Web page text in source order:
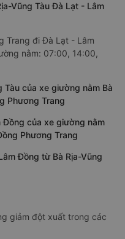
Vũng Tàu Đà Lạt - Lâm
Trang đi Đà Lạt - Lâm
nằm: 07:00, 14:00,
Tàu của xe giường nằm Bà
Phương Trang
của xe giường nằm
Phương Trang
Đồng từ Bà Rịa-Vũng
giảm đột xuất trong các